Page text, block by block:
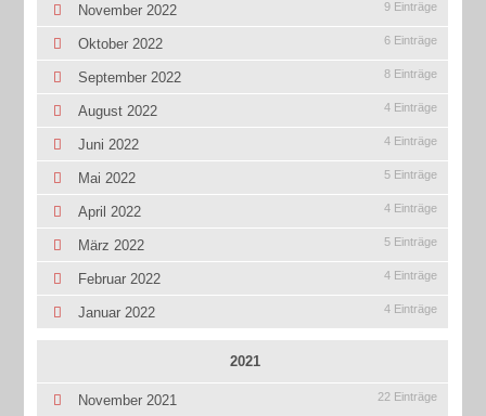
November 2022 9 Einträge
Oktober 2022 6 Einträge
September 2022 8 Einträge
August 2022 4 Einträge
Juni 2022 4 Einträge
Mai 2022 5 Einträge
April 2022 4 Einträge
März 2022 5 Einträge
Februar 2022 4 Einträge
Januar 2022 4 Einträge
2021
November 2021 22 Einträge